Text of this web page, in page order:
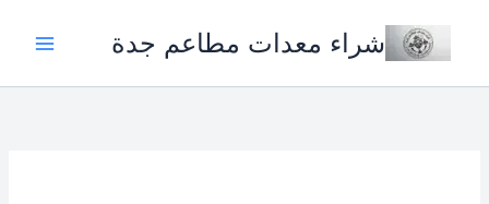
المحتوى
شراء معدات مطاعم جدة